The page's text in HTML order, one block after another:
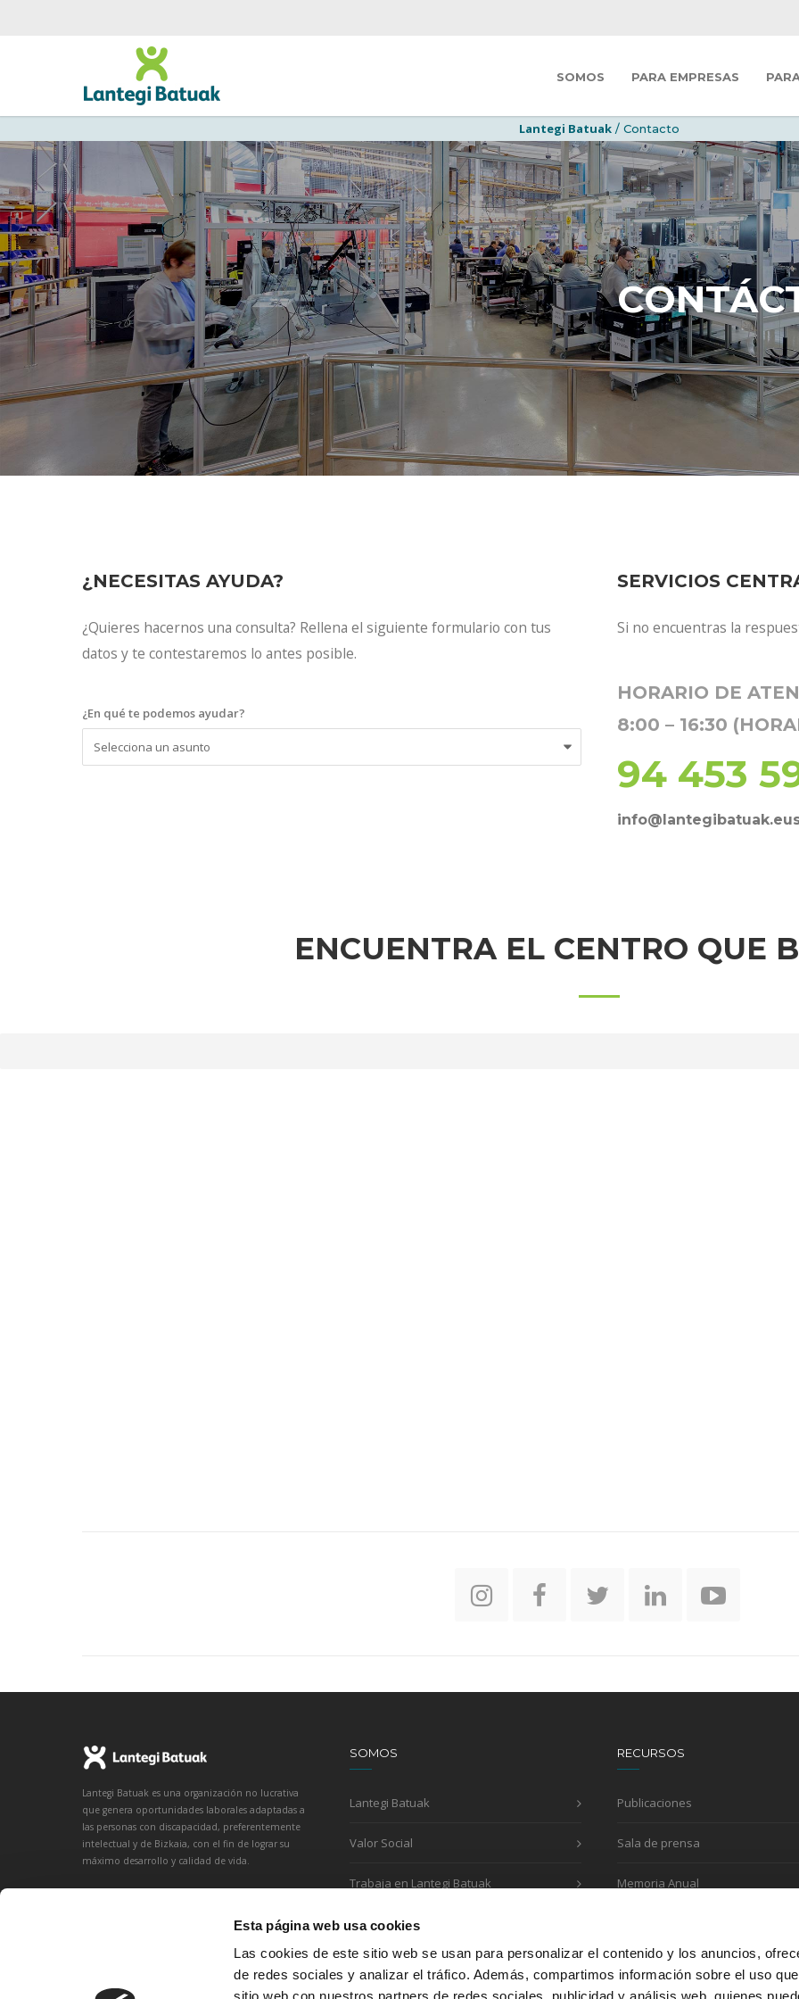
Esta página web usa cookies
Las cookies de este sitio web se usan para personalizar el contenido y los anuncios,
de redes sociales y analizar el tráfico. Además, compartimos información sobre el uso
SOMOS PARA EMPRESAS
Lantegi Batuak / Contacto
¿NECESITAS AYUDA?
¿Quieres hacernos una consulta? Rellena el siguiente formulario con tus
datos y te contestaremos lo antes posible.
¿En qué te podemos ayudar?
SERVICIOS
Si no encuentras la
HORARIO DE
8:00 – 16:30
94 453
ENCUENTRA EL CENTRO QUE
Lantegi Batuak es una organización no lucrativa
que genera oportunidades laborales adaptadas a
las personas con discapacidad, preferentemente
intelectual y de Bizkaia, con el fin de lograr su
máximo desarrollo y calidad de vida.
SOMOS
Lantegi Batuak
Valor Social
Trabaja en Lantegi Batuak
RECURSOS
Publicaciones
Sala de prensa
Memoria Anual